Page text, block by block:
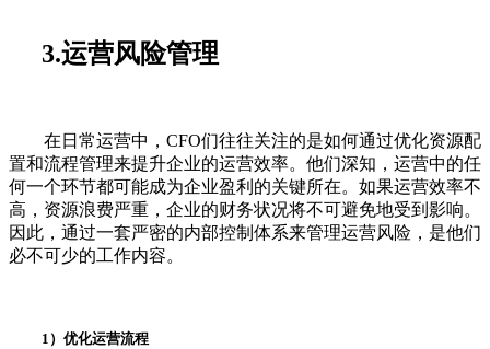
3.运营风险管理
在日常运营中，CFO们往往关注的是如何通过优化资源配
置和流程管理来提升企业的运营效率。他们深知，运营中的任
何一个环节都可能成为企业盈利的关键所在。如果运营效率不
高，资源浪费严重，企业的财务状况将不可避免地受到影响。
因此，通过一套严密的内部控制体系来管理运营风险，是他们
必不可少的工作内容。
1）优化运营流程